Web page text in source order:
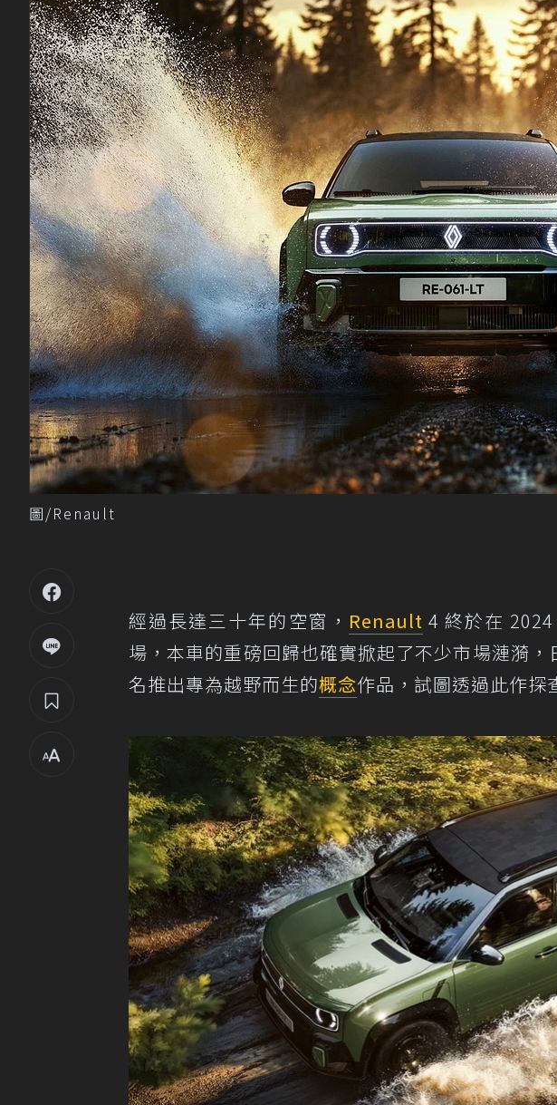
圖/Renault
經過長達三十年的空窗， Renault 4 終於在
場，本車的重磅回歸也確實掀起了不少市場漣漪
名推出專為越野而生的概念作品，試圖透過此作探